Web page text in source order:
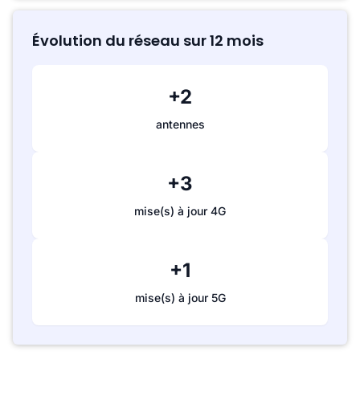
Évolution du réseau sur 12 mois
+2
antennes
+3
mise(s) à jour 4G
+1
mise(s) à jour 5G